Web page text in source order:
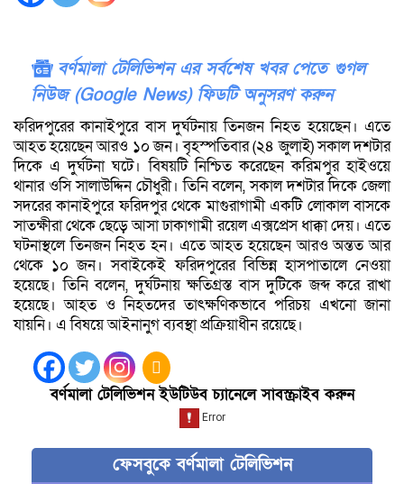
বর্ণমালা টেলিভিশন এর সর্বশেষ খবর পেতে গুগল
নিউজ (Google News) ফিডটি অনুসরণ করুন
ফরিদপুরের কানাইপুরে বাস দুর্ঘটনায় তিনজন নিহত হয়েছেন। এতে
আহত হয়েছেন আরও ১০ জন। বৃহস্পতিবার (২৪ জুলাই) সকাল দশটার
দিকে এ দুর্ঘটনা ঘটে। বিষয়টি নিশ্চিত করেছেন করিমপুর হাইওয়ে
থানার ওসি সালাউদ্দিন চৌধুরী। তিনি বলেন, সকাল দশটার দিকে জেলা
সদরের কানাইপুরে ফরিদপুর থেকে মাগুরাগামী একটি লোকাল বাসকে
সাতক্ষীরা থেকে ছেড়ে আসা ঢাকাগামী রয়েল এক্সপ্রেস ধাক্কা দেয়। এতে
ঘটনাস্থলে তিনজন নিহত হন। এতে আহত হয়েছেন আরও অন্তত আর
থেকে ১০ জন। সবাইকেই ফরিদপুরের বিভিন্ন হাসপাতালে নেওয়া
হয়েছে। তিনি বলেন, দুর্ঘটনায় ক্ষতিগ্রস্ত বাস দুটিকে জব্দ করে রাখা
হয়েছে। আহত ও নিহতদের তাৎক্ষণিকভাবে পরিচয় এখনো জানা
যায়নি। এ বিষয়ে আইনানুগ ব্যবস্থা প্রক্রিয়াধীন রয়েছে।
বর্ণমালা টেলিভিশন ইউটিউব চ্যানেলে সাবস্ক্রাইব করুন
ফেসবুকে বর্ণমালা টেলিভিশন